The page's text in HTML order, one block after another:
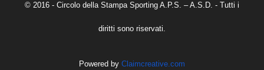
© 2016 - Circolo della Stampa Sporting A.P.S. – A.S.D. - Tutti i
diritti sono riservati.
Powered by Claimcreative.com